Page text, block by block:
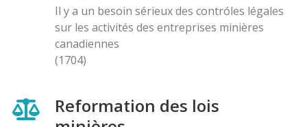
Il y a un besoin sérieux des contróles légales
sur les activités des entreprises minières
canadiennes
(1704)
Reformation des lois